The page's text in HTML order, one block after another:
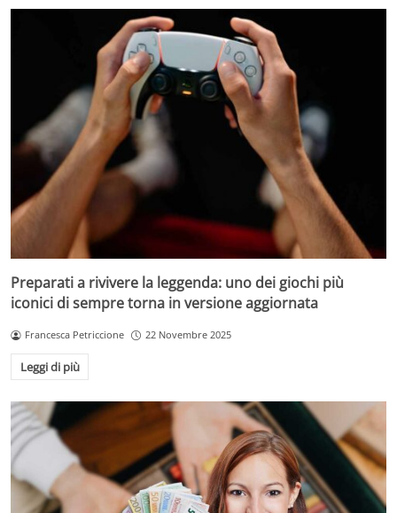
Preparati a rivivere la leggenda: uno dei giochi più
iconici di sempre torna in versione aggiornata
Francesca Petriccione 22 Novembre 2025
Leggi di più